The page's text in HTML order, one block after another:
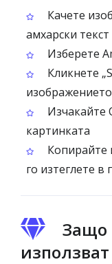
Качете
амхарски текст
Изберете
Кликнете
Изчакайте
картинката
Копирайте
го изтеглете
Защо